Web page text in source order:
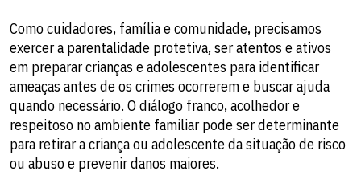
Como cuidadores, família e comunidade, precisamos
exercer a parentalidade protetiva, ser atentos e ativos
em preparar crianças e adolescentes para identificar
ameaças antes de os crimes ocorrerem e buscar ajuda
quando necessário. O diálogo franco, acolhedor e
respeitoso no ambiente familiar pode ser determinante
para retirar a criança ou adolescente da situação de risco
ou abuso e prevenir danos maiores.